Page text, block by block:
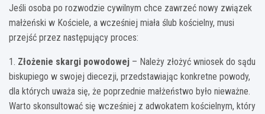
Jeśli osoba po rozwodzie cywilnym chce zawrzeć nowy związek
małżeński w Kościele, a wcześniej miała ślub kościelny, musi
przejść przez następujący proces:
1. Złożenie skargi powodowej – Należy złożyć wniosek do sądu
biskupiego w swojej diecezji, przedstawiając konkretne powody,
dla których uważa się, że poprzednie małżeństwo było nieważne.
Warto skonsultować się wcześniej z adwokatem kościelnym, który